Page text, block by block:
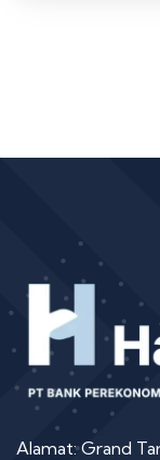
Alamat: Grand